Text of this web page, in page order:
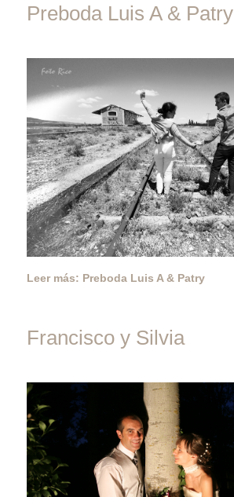
Preboda Luis A & Patry
Leer más: Preboda Luis A & Patry
Francisco y Silvia